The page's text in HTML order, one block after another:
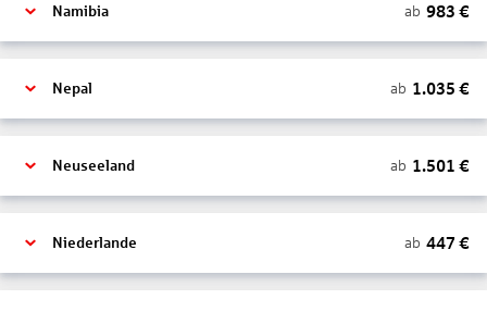
Namibia ab 983 €
Nepal ab 1.035 €
Neuseeland ab 1.501 €
Niederlande ab 447 €